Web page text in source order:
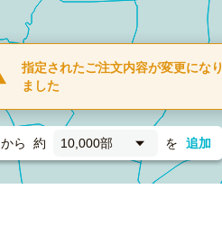
指定されたご注文内容が変更になり
ました
から 約 10,000部 を 追加